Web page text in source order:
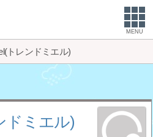
MENU
トレンドミエル)
ドミエル)